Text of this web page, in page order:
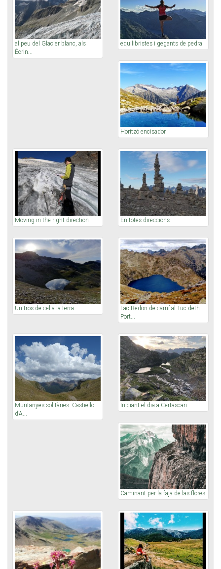
al peu del Glacier blanc, als
Écrin...
equilibristes i gegants de pedra
Horitzó encisador
Moving in the right direction En totes direccions
Un tros de cel a la terra
Lac Redon de camí al Tuc deth
Port...
Muntanyes solitàries. Castiello
d’A...
Iniciant el dia a Certascan
Caminant per la faja de las flores